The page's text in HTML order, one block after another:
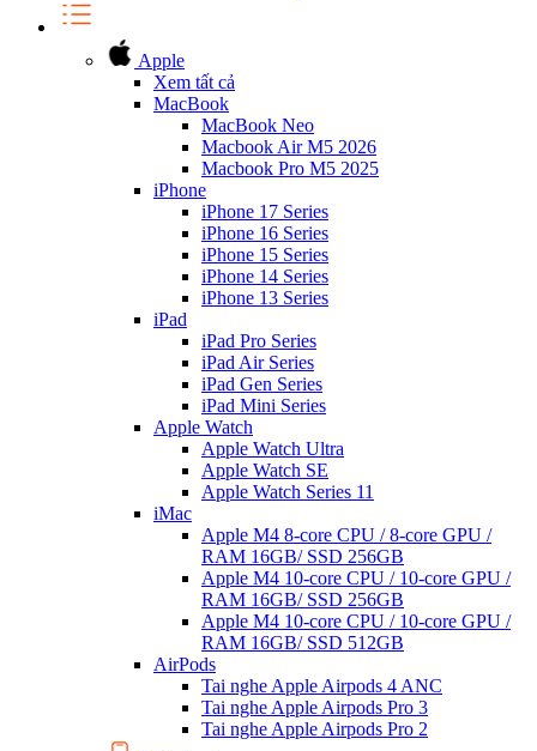
Apple
Xem tất cả
MacBook
MacBook Neo
Macbook Air M5 2026
Macbook Pro M5 2025
iPhone
iPhone 17 Series
iPhone 16 Series
iPhone 15 Series
iPhone 14 Series
iPhone 13 Series
iPad
iPad Pro Series
iPad Air Series
iPad Gen Series
iPad Mini Series
Apple Watch
Apple Watch Ultra
Apple Watch SE
Apple Watch Series 11
iMac
Apple M4 8-core CPU / 8-core GPU /
RAM 16GB/ SSD 256GB
Apple M4 10-core CPU / 10-core GPU /
RAM 16GB/ SSD 256GB
Apple M4 10-core CPU / 10-core GPU /
RAM 16GB/ SSD 512GB
AirPods
Tai nghe Apple Airpods 4 ANC
Tai nghe Apple Airpods Pro 3
Tai nghe Apple Airpods Pro 2